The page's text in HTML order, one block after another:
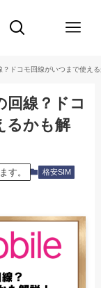
ドコモ回線がいつまで使え
回線？ドコ
るかも解
す。 格安SIM